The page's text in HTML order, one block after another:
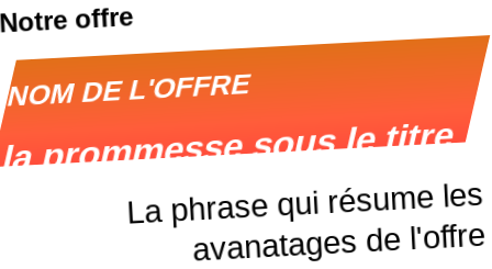
offre
NOM DEL'OFFRE
prommesse sous le titre
La phrase qui résume les
avanatages de l'offre